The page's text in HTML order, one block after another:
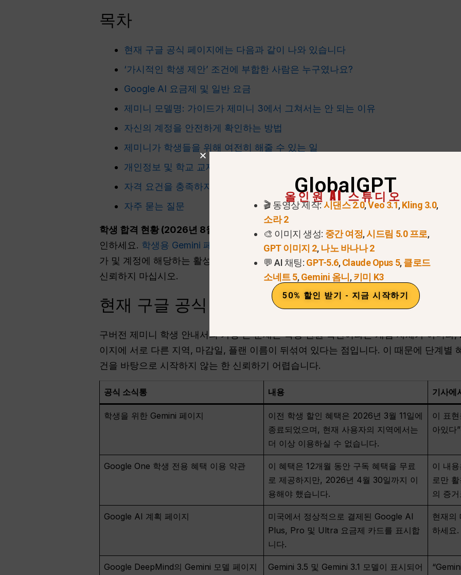
목차
현재 구글 공식 페이지에는 다음과 같이 나와 있습니다
‘가시적인 학생 제안’ 조건에 부합한 사람은 누구였나요?
Google AI 요금제 및 일반 요금
제미니 모델명: 가이드가 제미니 3에서 그쳐서는 안 되는 이유
자신의 계정을 안전하게 확인하는 방법
제미니가 학생들을 위해 여전히 해줄 수 있는 일
개인정보 및 학교 교재
자격 요건을 충족하지 못하는 경우: 현실적인 대안
자주 묻는 질문
학생 합격 현황 (2026년 8월 4일):
구글이 학생 할인 대상 국가, 인증 기간 및 사용 기한
인하세요. 학생용 Gemini 페이지
사용하려는 계정에 로그인한 상태에서 확인하시기 바
가 및 계정에 해당하는 활성화된 사용 버튼이 표시되지 않는다면, 블로그 게시물에 언급
신뢰하지 마십시오.
현재 구글 공식 페이지에는 다음과 같이 나와 있
구버전 제미니 학생 안내서의 가장 큰 문제는 학생 신원 확인이라는 개념 자체가 아니
이지에 서로 다른 지역, 마감일, 플랜 이름이 뒤섞여 있다는 점입니다. 이 때문에 단계별
건을 바탕으로 시작하지 않는 한 신뢰하기 어렵습니다.
공식 소식통 내용 기사에
학생을 위한 Gemini 페이지
이전 학생 할인 혜택은 2026년 3월 11일에
종료되었으며, 현재 사용자의 지역에서는
더 이상 이용하실 수 없습니다.
이 표
아있다
Google One 학생 전용 혜택 이용 약관
이 혜택은 12개월 동안 구독 혜택을 무료
로 제공하지만, 2026년 4월 30일까지 이
용해야 했습니다.
이 내
로만
의 증
Google AI 계획 페이지
미국에서 정상적으로 결제된 Google AI
Plus, Pro 및 Ultra 요금제 카드를 표시합
니다.
현재의
하세요.
Google DeepMind의 Gemini 모델 페이지
Gemini 3.5 및 Gemini 3.1 모델이 표시되어
GlobalGPT
올인원 AI 스튜디오
🎬 동영상 제작:시댄스 2.0,Veo 3.1,Kling 3.0,
소라 2
🎨 이미지 생성: 중간 여정,시드림 5.0 프로,
GPT 이미지 2, 나노 바나나 2
💬 AI 채팅: GPT-5.6,Claude Opus 5,클로드
소네트 5,Gemini 옴니,키미 K3
50% 할인 받기 - 지금 시작하기